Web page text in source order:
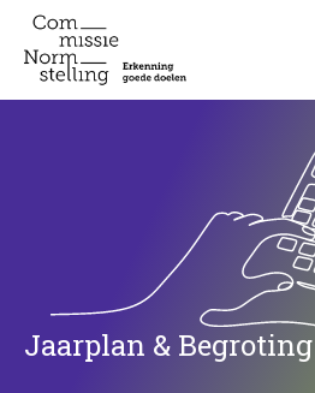
Jaarplan & Begroting